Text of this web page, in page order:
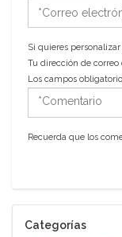
*Correo
electrónico
Si quieres
Tu dirección de
Los campos
*Comentario
Recuerda que los
Categorías